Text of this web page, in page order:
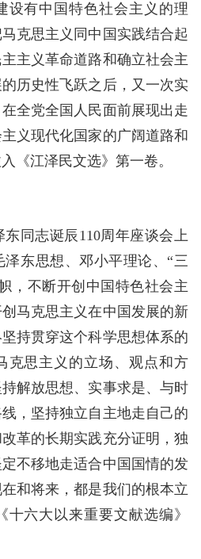
设有中国特色社会主义的理
克思主义同中国实践结合起
主义革命道路和确立社会主
历史性飞跃之后，又一次实
全党全国人民面前展现出走
义现代化国家的广阔道路和
《江泽民文选》第一卷。
同志诞辰110周年座谈会上
东思想、邓小平理论、“三
，不断开创中国特色社会主
马克思主义在中国发展的新
持贯穿这个科学思想体系的
克思主义的立场、观点和方
解放思想、实事求是、与时
，坚持独立自主地走自己的
革的长期实践充分证明，独
不移地走适合中国国情的发
和将来，都是我们的根本立
十六大以来重要文献选编》